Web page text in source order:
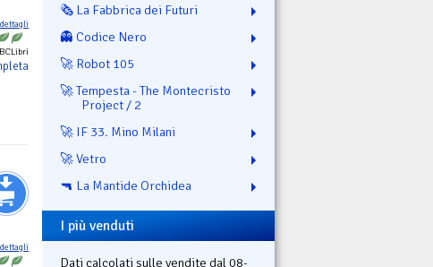
dettagli
dettagli
🗞️ La Fabbrica dei Futuri
👻 Codice Nero
🚀 Robot 105
🚀 Tempesta - The Montecristo
Project / 2
🚀 IF 33. Mino Milani
🚀 Vetro
🔫 La Mantide Orchidea
I più venduti
Dati calcolati sulle vendite dal 08-